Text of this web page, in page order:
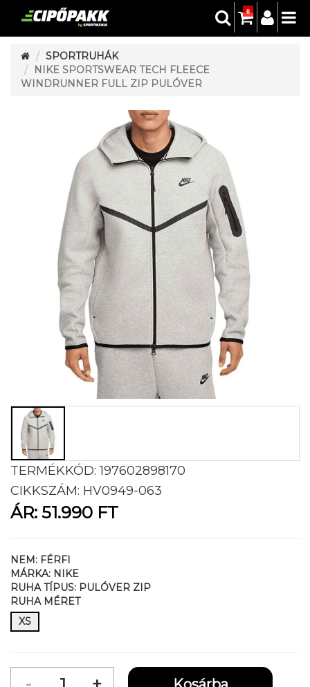
0
SPORTRUHÁK
NIKE SPORTSWEAR TECH FLEECE
WINDRUNNER FULL ZIP PULÓVER
TERMÉKKÓD:197602898170
CIKKSZÁM: HV0949-063
ÁR: 51.990 FT
NEM: FÉRFI
MÁRKA: NIKE
RUHA TÍPUS: PULÓVER ZIP
RUHA MÉRET
XS